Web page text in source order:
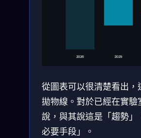
2026 2029
從圖表可以很清楚看出
拋物線。對於已經在實
說，與其說這是「趨勢
必要手段」。